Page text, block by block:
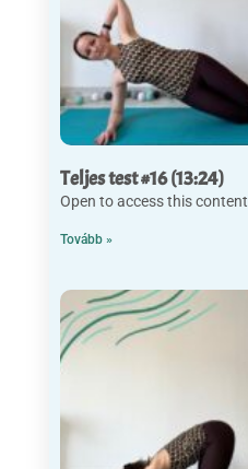
Teljes test #16 (13:24)
Open to access this content
Tovább »